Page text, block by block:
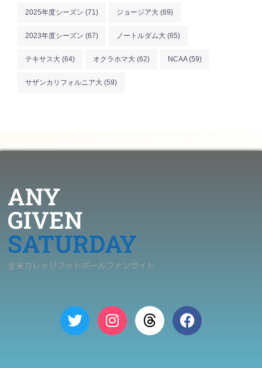
2025年度シーズン (71) ジョージア大 (69)
2023年度シーズン (67) ノートルダム大 (65)
テキサス大 (64) オクラホマ大 (62) NCAA(59)
サザンカリフォルニア大 (59)
ANY
GIVEN
SATURDAY
全米カレッジフットボールファンサイト